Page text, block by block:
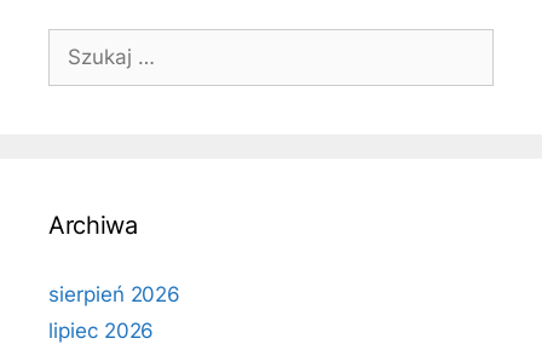
Szukaj:
Archiwa
sierpień 2026
lipiec 2026